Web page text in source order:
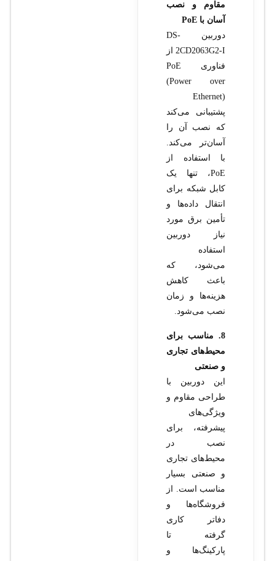
مقاوم و نصب
آسان با PoE
دوربین DS-
2CD2063G2-I از
فناوری PoE
(Power over
Ethernet)
پشتیبانی می‌کند
که نصب آن را
آسان‌تر می‌کند.
با استفاده از
PoE، تنها یک
کابل شبکه برای
انتقال داده‌ها و
تأمین برق مورد
نیاز دوربین
استفاده
می‌شود، که
باعث کاهش
هزینه‌ها و زمان
نصب می‌شود.
8. مناسب برای
محیط‌های تجاری
و صنعتی
این دوربین با
طراحی مقاوم و
ویژگی‌های
پیشرفته، برای
نصب در
محیط‌های تجاری
و صنعتی بسیار
مناسب است. از
فروشگاه‌ها و
دفاتر کاری
گرفته تا
پارکینگ‌ها و